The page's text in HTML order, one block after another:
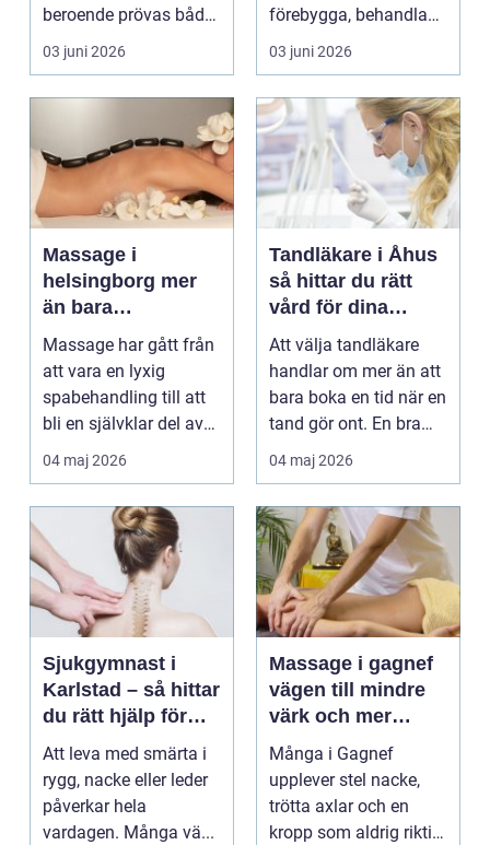
beroende prövas både
yrkesrollen o...
03 juni 2026
förebygga, behandla
och lindra problem...
03 juni 2026
Massage i
helsingborg mer
än bara
avkoppling
Massage har gått från
att vara en lyxig
spabehandling till att
bli en självklar del av
mångas vardag...
04 maj 2026
Tandläkare i Åhus
så hittar du rätt
vård för dina
tänder
Att välja tandläkare
handlar om mer än att
bara boka en tid när en
tand gör ont. En bra
tandvårdskli...
04 maj 2026
Sjukgymnast i
Karlstad – så hittar
du rätt hjälp för
smärta och rehab
Att leva med smärta i
rygg, nacke eller leder
påverkar hela
vardagen. Många vä...
Massage i gagnef
vägen till mindre
värk och mer
vardagsenergi
Många i Gagnef
upplever stel nacke,
trötta axlar och en
kropp som aldrig riktigt